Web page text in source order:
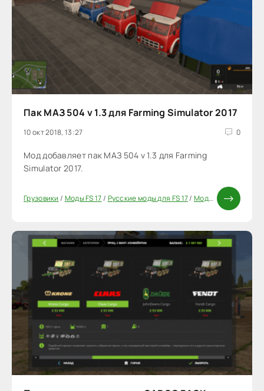
Пак МАЗ 504 v 1.3 для Farming Simulator 2017
10 окт 2018, 13:27 0
Мод добавляет пак МАЗ 504 v 1.3 для Farming
Simulator 2017.
Грузовики / Моды FS 17/ Русские моды для FS 17/Моды ФС 17 /Паки